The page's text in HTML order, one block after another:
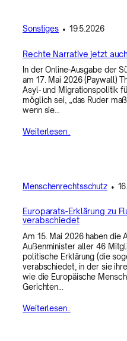
Sonstiges • 19.5.2026
Rechte Narrative jetzt
In der Online-Ausgabe der
am 17. Mai 2026 (Paywall)
Asyl- und Migrationspolitik
möglich sei, „das Ruder
wenn sie…
Weiterlesen..
Menschenrechtsschutz •
Europarats-Erklärung zu
verabschiedet
Am 15. Mai 2026 haben die
Außenminister aller 46
politische Erklärung (die
verabschiedet, in der sie
wie die Europäische
Gerichten…
Weiterlesen..